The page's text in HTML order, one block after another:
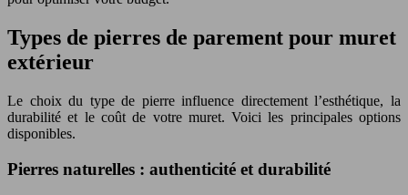
Types de pierres de parement pour muret
extérieur
Le choix du type de pierre influence directement l’esthétique, la
durabilité et le coût de votre muret. Voici les principales options
disponibles.
Pierres naturelles : authenticité et durabilité